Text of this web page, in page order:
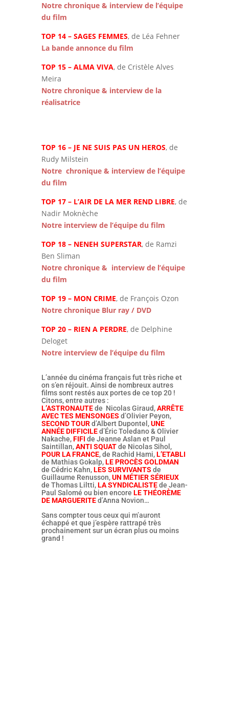
Notre chronique & interview de l’équipe
du film
TOP 14 – SAGES FEMMES, de Léa Fehner
La bande annonce du film
TOP 15 – ALMA VIVA, de Cristèle Alves
Meira
Notre chronique & interview de la
réalisatrice
TOP 16 – JE NE SUIS PAS UN HEROS, de
Rudy Milstein
Notre chronique & interview de l’équipe
du film
TOP 17 – L’AIR DE LA MER REND LIBRE, de
Nadir Moknèche
Notre interview de l’équipe du film
TOP 18 – NENEH SUPERSTAR, de Ramzi
Ben Sliman
Notre chronique & interview de l’équipe
du film
TOP 19 – MON CRIME, de François Ozon
Notre chronique Blur ray / DVD
TOP 20 – RIEN A PERDRE, de Delphine
Deloget
Notre interview de l’équipe du film
L’année du cinéma français fut très riche et
on s’en réjouit. Ainsi de nombreux autres
films sont restés aux portes de ce top 20 !
Citons, entre autres :
L’ASTRONAUTEde Nicolas Giraud,ARRÊTE
AVEC TES MENSONGES d’Olivier Peyon,
SECOND TOURd’Albert Dupontel,UNE
ANNÉE DIFFICILE d’Éric Toledano & Olivier
Nakache,FIFI de Jeanne Aslan et Paul
Saintillan,ANTI SQUATde Nicolas Sihol,
POUR LA FRANCE, de Rachid Hami,L’ETABLI
de Mathias Gokalp,LE PROCÈS GOLDMAN
de Cédric Kahn,LES SURVIVANTS de
Guillaume Renusson,UN MÉTIER SÉRIEUX
de Thomas Liltti,LA SYNDICALISTEde Jean-
Paul Salomé ou bien encore LE THÉORÈME
DE MARGUERITEd’Anna Novion…
Sans compter tous ceux qui m’auront
échappé et que j’espère rattrapé très
prochainement sur un écran plus ou moins
grand !